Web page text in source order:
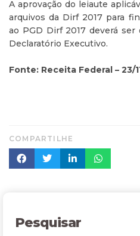
A aprovação do leiaute
arquivos da Dirf 2017 para
ao PGD Dirf 2017 deverá
Declaratório Executivo.
Fonte: Receita Federal – 23/
COMPARTILHE
Pesquisar